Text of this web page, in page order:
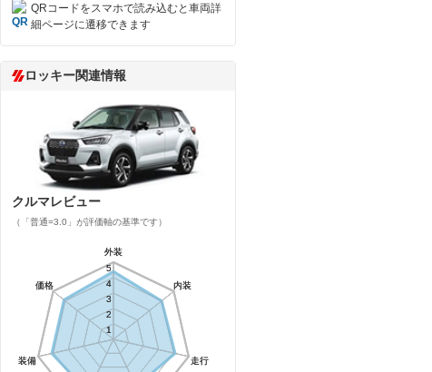
QRコードをスマホで読み込むと車両詳
細ページに遷移できます
ロッキー関連情報
クルマレビュー
（「普通=3.0」が評価軸の基準です）
外装
内装
走行
装備
価格
1
2
3
4
5
外装
内装
走行
装備
価格
1
2
3
4
5